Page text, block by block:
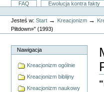
nawigacji
FAQ Ewolucja kontra fakty
Narzędzia
osobiste
Jesteś w: Start → Kreacjonizm →
Piltdown»" (1993)
Nawigacja
Kreacjonizm ogólnie
Kreacjonizm biblijny
Kreacjonizm naukowy